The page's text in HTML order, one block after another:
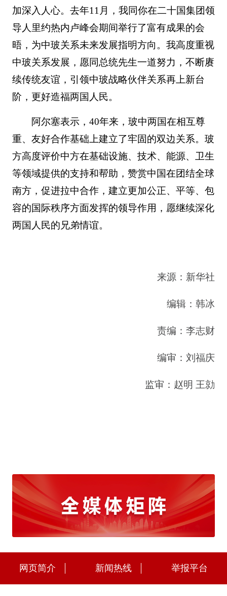
加深入人心。去年11月，我同你在二十国集团领
导人里约热内卢峰会期间举行了富有成果的会
晤，为中玻关系未来发展指明方向。我高度重视
中玻关系发展，愿同总统先生一道努力，不断赓
续传统友谊，引领中玻战略伙伴关系再上新台
阶，更好造福两国人民。
阿尔塞表示，40年来，玻中两国在相互尊
重、友好合作基础上建立了牢固的双边关系。玻
方高度评价中方在基础设施、技术、能源、卫生
等领域提供的支持和帮助，赞赏中国在团结全球
南方，促进拉中合作，建立更加公正、平等、包
容的国际秩序方面发挥的领导作用，愿继续深化
两国人民的兄弟情谊。
来源：新华社
编辑：韩冰
责编：李志财
编审：刘福庆
监审：赵明 王勍
网页简介 新闻热线 举报平台